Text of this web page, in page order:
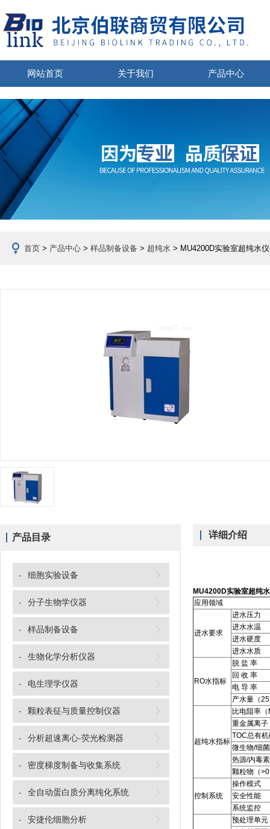
网站首页 关于我们 产品中心
首页 > 产品中心 > 样品制备设备 > 超纯水 > MU4200D实验室超纯水
产品目录
- 细胞实验设备
- 分子生物学仪器
- 样品制备设备
- 生物化学分析仪器
- 电生理学仪器
- 颗粒表征与质量控制仪器
- 分析超速离心-荧光检测器
- 密度梯度制备与收集系统
- 全自动蛋白质分离纯化系统
- 安捷伦细胞分析
详细介绍
MU4200D实验室超纯
应用领域
进水要求
进水压力
进水水温
进水硬度
进水水质
RO水指标
脱 盐 率
回 收 率
电 导 率
产水量（
超纯水指标
比电阻率
重金属离
TOC总有
微生物/细
热源/内毒
颗粒物（
控制系统
操作模式
安全性能
系统监控
预处理单元